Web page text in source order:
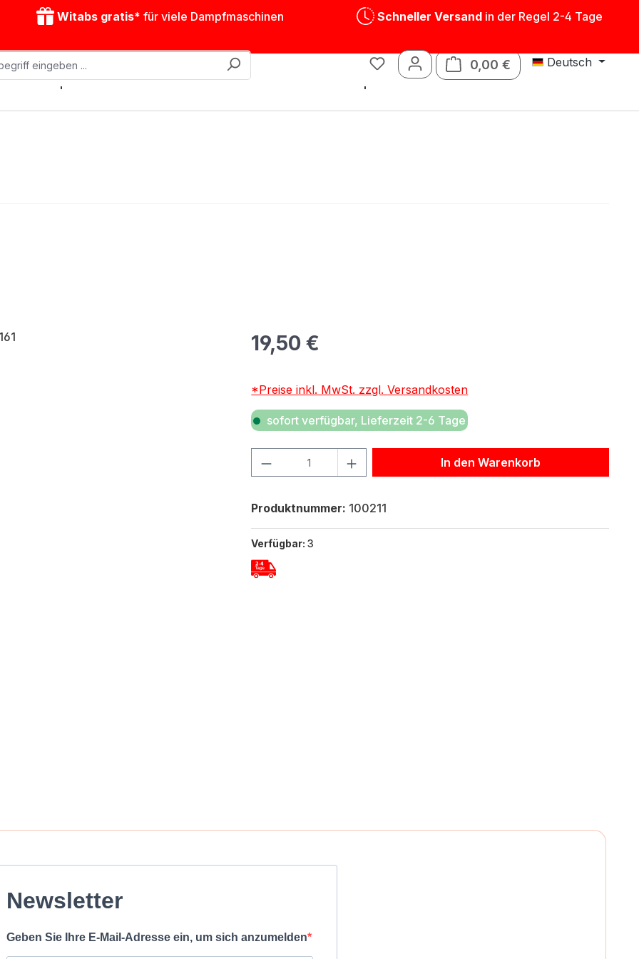
Witabs gratis* für viele Dampfmaschinen Schneller Versandin der Regel 2-4 Tage
0,00 € Warenkorb enthält 0
Deutsch
Dampfmaschinen Zubehör Antriebsmodelle Blechspielwaren Ersatzteile
Regulärer Preis:
19,50 €
*Preise inkl. MwSt. zzgl. Versandkosten
sofort verfügbar, Lieferzeit 2-6 Tage
Produkt Anzahl: Gib den gewünschten Wert ein oder benutze die
In den Warenkorb
Produktnummer: 100211
Verfügbar:3
Newsletter
Geben Sie Ihre E-Mail-Adresse ein, um sich anzumelden